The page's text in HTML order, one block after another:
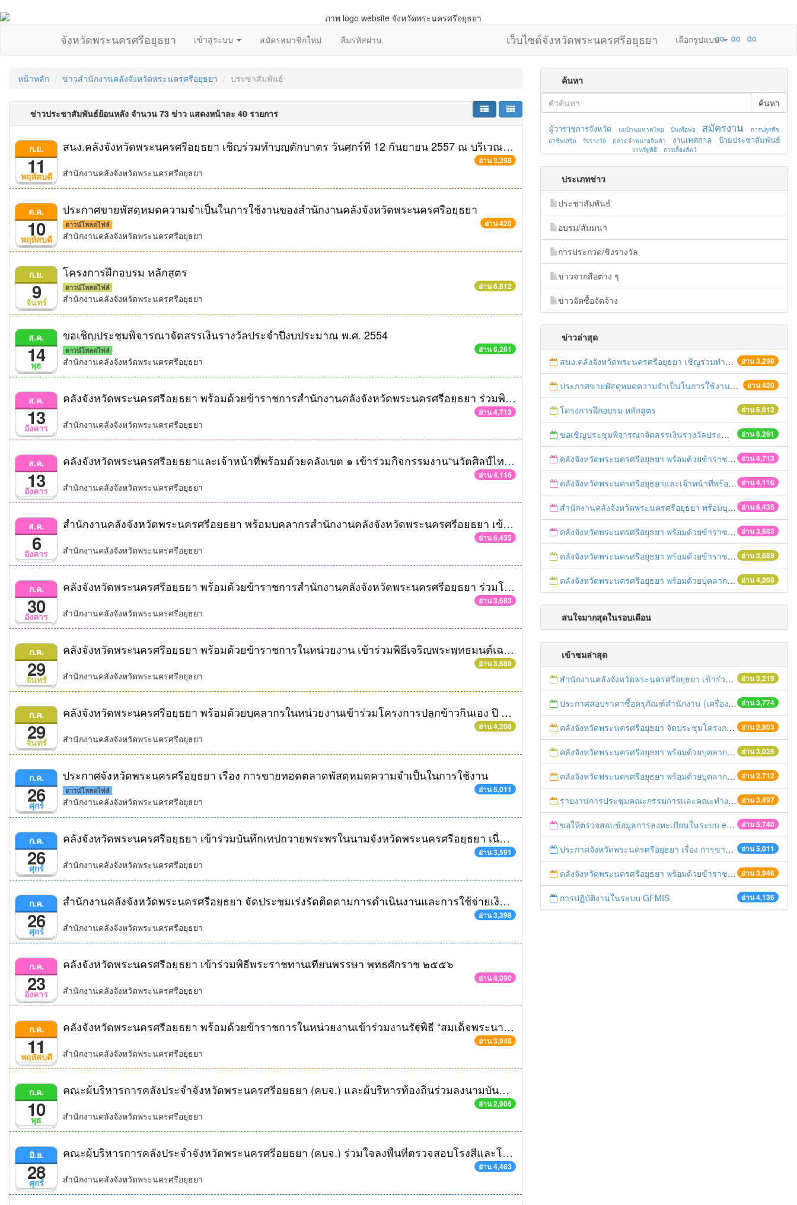
จังหวัดพระนครศรีอยุธยา เข้าสู่ระบบ สมัครสมาชิกใหม่ ลืมรหัสผ่าน เว็บไซต์จังหวัดพระนครศรีอยุธยา เลือกรูปแบบ
หน้าหลัก ข่าวสำนักงานคลังจังหวัดพระนครศรีอยุธยา ประชาสัมพันธ์
ข่าวประชาสัมพันธ์ย้อนหลัง จำนวน 73 ข่าว แสดงหน้าละ 40 รายการ
พฤหัสบดี
ก.ย.
11
สนง.คลังจังหวัดพระนครศรีอยุธยา เชิญร่วมทำบุญตักบาตร วันศุกร์ที่ 12 กันยายน 2557 ณ บริเวณตลาดนัด หลังอาคาร 7 ชั้น ศูนย์ราชการจังหวัดพระนครศรีอยุธยา
อ่าน 3,298
สำนักงานคลังจังหวัดพระนครศรีอยุธยา
พฤหัสบดี
ต.ค.
10
ประกาศขายพัสดุหมดความจำเป็นในการใช้งานของสำนักงานคลังจังหวัดพระนครศรีอยุธยา
ดาวน์โหลดไฟล์ อ่าน 420
สำนักงานคลังจังหวัดพระนครศรีอยุธยา
จันทร์
ก.ย.
9
โครงการฝึกอบรม หลักสูตร
ดาวน์โหลดไฟล์ อ่าน 6,812
สำนักงานคลังจังหวัดพระนครศรีอยุธยา
พุธ
ส.ค.
14
ขอเชิญประชุมพิจารณาจัดสรรเงินรางวัลประจำปีงบประมาณ พ.ศ. 2554
ดาวน์โหลดไฟล์ อ่าน 6,261
สำนักงานคลังจังหวัดพระนครศรีอยุธยา
อังคาร
ส.ค.
13
คลังจังหวัดพระนครศรีอยุธยา พร้อมด้วยข้าราชการสำนักงานคลังจังหวัดพระนครศรีอยุธยา ร่วมพิธีเฉลิมพระเกียรติสมเด็จพระนางเจ้าฯ พระบรมราชินีนาถ เนื่องในโอกาสพระราชพิธีมหามงคลเฉลิมพระชนมพรรษา ๘๑ พรรษา
อ่าน 4,713
สำนักงานคลังจังหวัดพระนครศรีอยุธยา
อังคาร
ส.ค.
13
คลังจังหวัดพระนครศรีอยุธยาและเจ้าหน้าที่พร้อมด้วยคลังเขต ๑ เข้าร่วมกิจกรรมงาน“นวัตศิลป์ไทย เทิดไท้ องค์ราชินี”
อ่าน 4,116
สำนักงานคลังจังหวัดพระนครศรีอยุธยา
อังคาร
ส.ค.
6
สำนักงานคลังจังหวัดพระนครศรีอยุธยา พร้อมบุคลากรสำนักงานคลังจังหวัดพระนครศรีอยุธยา เข้าร่วมกิจกรรมเฉลิมพระเกียรติฯ “อนุรักษ์เอกลักษณ์ไทย ถวายองค์ราชินี”
อ่าน 6,435
สำนักงานคลังจังหวัดพระนครศรีอยุธยา
อังคาร
ก.ค.
30
คลังจังหวัดพระนครศรีอยุธยา พร้อมด้วยข้าราชการสำนักงานคลังจังหวัดพระนครศรีอยุธยา ร่วมโครงการทำบุญวันธรรมสวนะเนื่องในเทศกาลเข้าพรรษา
อ่าน 3,683
สำนักงานคลังจังหวัดพระนครศรีอยุธยา
จันทร์
ก.ค.
29
คลังจังหวัดพระนครศรีอยุธยา พร้อมด้วยข้าราชการในหน่วยงาน เข้าร่วมพิธีเจริญพระพุทธมนต์เฉลิมพระเกียรติสมเด็จพระบรมโอรสาธิราชฯ สยามมกุฎราชกุมาร ทรงพระชนมายุ ๖๑ พรรษา
อ่าน 3,689
สำนักงานคลังจังหวัดพระนครศรีอยุธยา
จันทร์
ก.ค.
29
คลังจังหวัดพระนครศรีอยุธยา พร้อมด้วยบุคลากรในหน่วยงานเข้าร่วมโครงการปลูกข้าวกินเอง ปี ๒๕๕๖ ครั้งที่ ๓ กิจกรรมเก็บเกี่ยวข้าวและท่องเที่ยว
อ่าน 4,208
สำนักงานคลังจังหวัดพระนครศรีอยุธยา
ศุกร์
ก.ค.
26
ประกาศจังหวัดพระนครศรีอยุธยา เรื่อง การขายทอดตลาดพัสดุหมดความจำเป็นในการใช้งาน
ดาวน์โหลดไฟล์ อ่าน 5,011
สำนักงานคลังจังหวัดพระนครศรีอยุธยา
ศุกร์
ก.ค.
26
คลังจังหวัดพระนครศรีอยุธยา เข้าร่วมบันทึกเทปถวายพระพรในนามจังหวัดพระนครศรีอยุธยา เนื่องในวันเฉลิมพระชนมพรรษาสมเด็จพระนางเจ้าสิริกิติ์พระบรมราชินีนาถ ๑๒ สิงหามหาราชินี
อ่าน 3,591
สำนักงานคลังจังหวัดพระนครศรีอยุธยา
ศุกร์
ก.ค.
26
สำนักงานคลังจังหวัดพระนครศรีอยุธยา จัดประชุมเร่งรัดติดตามการดำเนินงานและการใช้จ่ายเงินงบประมาณ ประจำปีงบประมาณ พ.ศ. ๒๕๕๖ ครั้งที่ ๒/๒๕๕๖
อ่าน 3,398
สำนักงานคลังจังหวัดพระนครศรีอยุธยา
อังคาร
ก.ค.
23
คลังจังหวัดพระนครศรีอยุธยา เข้าร่วมพิธีพระราชทานเทียนพรรษา พุทธศักราช ๒๕๕๖
อ่าน 4,090
สำนักงานคลังจังหวัดพระนครศรีอยุธยา
พฤหัสบดี
ก.ค.
11
คลังจังหวัดพระนครศรีอยุธยา พร้อมด้วยข้าราชการในหน่วยงานเข้าร่วมงานรัฐพิธี “สมเด็จพระนารายณ์มหาราช”
อ่าน 3,948
สำนักงานคลังจังหวัดพระนครศรีอยุธยา
พุธ
ก.ค.
10
คณะผู้บริหารการคลังประจำจังหวัดพระนครศรีอยุธยา (คบจ.) และผู้บริหารท้องถิ่นร่วมลงนามบันทึกข้อลงตกความร่วมมือ (MOU)
อ่าน 2,906
สำนักงานคลังจังหวัดพระนครศรีอยุธยา
ศุกร์
มิ.ย.
28
คณะผู้บริหารการคลังประจำจังหวัดพระนครศรีอยุธยา (คบจ.) ร่วมใจลงพื้นที่ตรวจสอบโรงสีและโกดังกลางในจังหวัดพระนครศรีอยุธยา
อ่าน 4,463
สำนักงานคลังจังหวัดพระนครศรีอยุธยา
ค้นหา
ค้นหา
ผู้ว่าราชการจังหวัด แม่บ้านมหาดไทย ปั่นเพื่อพ่อ สมัครงาน
การปลูกพืช
อาชีพเสริม
รับรางวัล ตลาดจำหน่ายสินค้า งานเทศกาล ป้ายประชาสัมพันธ์
งานรัฐพิธี การเลี้ยงสัตว์
ประเภทข่าว
ประชาสัมพันธ์
อบรม/สัมมนา
การประกวด/ชิงรางวัล
ข่าวจากสือต่าง ๆ
ข่าวจัดซื้อจัดจ้าง
ข่าวล่าสุด
อ่าน 3,298
สนง.คลังจังหวัดพระนครศรีอยุธยา เชิญร่วมทำบุญตักบาตร วันศุกร์ที่ 12 กันยายน 2557 ณ บริเวณตลาดนัด หลังอาคาร 7 ชั้น ศูนย์ราชการจังหวัดพระนครศรีอยุธยา
อ่าน 420
ประกาศขายพัสดุหมดความจำเป็นในการใช้งานของสำนักงานคลังจังหวัดพระนครศรีอยุธยา
อ่าน 6,812
โครงการฝึกอบรม หลักสูตร
อ่าน 6,261
ขอเชิญประชุมพิจารณาจัดสรรเงินรางวัลประจำปีงบประมาณ พ.ศ. 2554
อ่าน 4,713
คลังจังหวัดพระนครศรีอยุธยา พร้อมด้วยข้าราชการสำนักงานคลังจังหวัดพระนครศรีอยุธยา ร่วมพิธีเฉลิมพระเกียรติสมเด็จพระนางเจ้าฯ พระบรมราชินีนาถ เนื่องในโอกาสพระราชพิธีมหามงคลเฉลิมพระชนมพรรษา ๘๑ พรรษา
อ่าน 4,116
คลังจังหวัดพระนครศรีอยุธยาและเจ้าหน้าที่พร้อมด้วยคลังเขต ๑ เข้าร่วมกิจกรรมงาน“นวัตศิลป์ไทย เทิดไท้ องค์ราชินี”
อ่าน 6,435
สำนักงานคลังจังหวัดพระนครศรีอยุธยา พร้อมบุคลากรสำนักงานคลังจังหวัดพระนครศรีอยุธยา เข้าร่วมกิจกรรมเฉลิมพระเกียรติฯ “อนุรักษ์เอกลักษณ์ไทย ถวายองค์ราชินี”
อ่าน 3,683
คลังจังหวัดพระนครศรีอยุธยา พร้อมด้วยข้าราชการสำนักงานคลังจังหวัดพระนครศรีอยุธยา ร่วมโครงการทำบุญวันธรรมสวนะเนื่องในเทศกาลเข้าพรรษา
อ่าน 3,689
คลังจังหวัดพระนครศรีอยุธยา พร้อมด้วยข้าราชการในหน่วยงาน เข้าร่วมพิธีเจริญพระพุทธมนต์เฉลิมพระเกียรติสมเด็จพระบรมโอรสาธิราชฯ สยามมกุฎราชกุมาร ทรงพระชนมายุ ๖๑ พรรษา
อ่าน 4,208
คลังจังหวัดพระนครศรีอยุธยา พร้อมด้วยบุคลากรในหน่วยงานเข้าร่วมโครงการปลูกข้าวกินเอง ปี ๒๕๕๖ ครั้งที่ ๓ กิจกรรมเก็บเกี่ยวข้าวและท่องเที่ยว
สนใจมากสุดในรอบเดือน
เข้าชมล่าสุด
อ่าน 3,219
สำนักงานคลังจังหวัดพระนครศรีอยุธยา เข้าร่วมโครงการปลูกข้าวกินเอง ปี ๒๕๕๖ กิจกรรมจัดงานวันโยนกล้าและท่องเที่ยว จ.พระนครศรีอยุธยา
อ่าน 3,774
ประกาศสอบราคาซื้อครุภัณฑ์สำนักงาน (เครื่องปรับอากาศ)
อ่าน 2,803
คลังจังหวัดพระนครศรีอยุธยา จัดประชุมโครงการแลกเปลี่ยนความรู้ KM ครั้งที่ ๕/๒๕๕๕
อ่าน 3,025
คลังจังหวัดพระนครศรีอยุธยา พร้อมด้วยบุคลากรในหน่วยงาน เข้าร่วมโครงการปลูกข้าวกินเอง ปี ๒๕๕๖ ครั้งที่ ๒ กิจกรรมรับขวัญแม่โพสพและท่องเที่ยว จังหวัดพระนครศรีอยุธยา
อ่าน 2,712
คลังจังหวัดพระนครศรีอยุธยา พร้อมด้วยบุคลากรในหน่วยงาน เข้าร่วมพิธีทำบุญศูนย์ราชการจังหวัดพระนครศรีอยุธยา
อ่าน 3,497
รายงานการประชุมคณะกรรมการและคณะทำงาน GPP ครั้งที่ 1/2555
อ่าน 5,740
ขอให้ตรวจสอบข้อมูลการลงทะเบียนในระบบ e-GP
อ่าน 5,011
ประกาศจังหวัดพระนครศรีอยุธยา เรื่อง การขายทอดตลาดพัสดุหมดความจำเป็นในการใช้งาน
อ่าน 3,948
คลังจังหวัดพระนครศรีอยุธยา พร้อมด้วยข้าราชการในหน่วยงานเข้าร่วมงานรัฐพิธี “สมเด็จพระนารายณ์มหาราช”
อ่าน 4,136
การปฏิบัติงานในระบบ GFMIS